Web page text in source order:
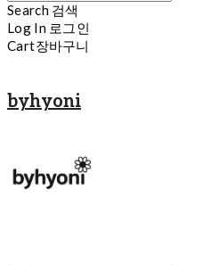
Search 검색
Log In 로그인
Cart장바구니
byhyoni